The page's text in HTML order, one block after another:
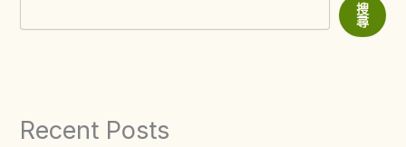
搜
尋
Recent Posts